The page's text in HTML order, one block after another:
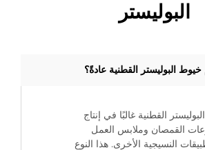
البوليستر
البوليستر القطنية عادةً؟
القطنية غالبًا في إنتاج
القمصان وملابس العمل
النسيجية الأخرى. هذا النوع